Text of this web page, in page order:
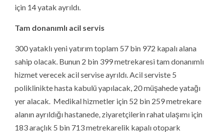
Bina (Arsa Alanı: 39.942 m
kazanan firma ile 14.04.2021 tarihinde sözleşme
imzalandı.202.753.268,41TLyaklaşık maliyetli işi
162.800.000,00TL bedel ileÖzkılıç Yapı İnşaatfirması
aldı. İşin süresi800takvim günüdür. (Proje Müellifi: ZTB
Mimarlık İnşaat – Fiziki İlerleme: %1)
Gaziantep 300 Yataklı Kadın Doğum ve Çocuk
Hastalıkları Hastanesi Yapım İşi(İşin Süresi: 800 gün)